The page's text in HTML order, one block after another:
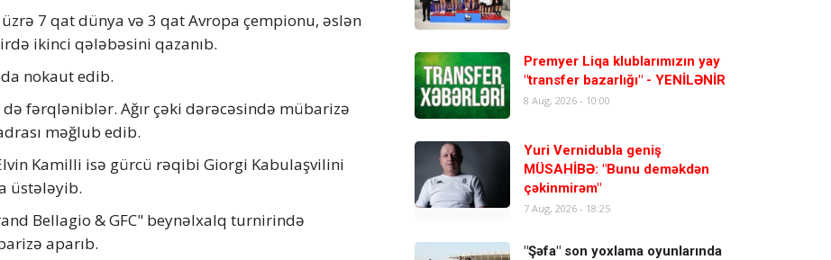
7 qat dünya və 3 qat Avropa çempionu, əslən
ikinci qələbəsini qazanıb.
nokaut edib.
fərqləniblər. Ağır çəki dərəcəsində mübarizə
məğlub edib.
Kamilli isə gürcü rəqibi Giorgi Kabulaşvilini
üstələyib.
Bellagio & GFC" beynəlxalq turnirində
aparıb.
Premyer Liqa klublarımızın yay
"transfer bazarlığı" - YENİLƏNİR
8 Aug, 2026 - 10:00
Yuri Vernidubla geniş
MÜSAHİBƏ: "Bunu deməkdən
çəkinmirəm"
7 Aug, 2026 - 18:25
"Şəfa" son yoxlama oyunlarında